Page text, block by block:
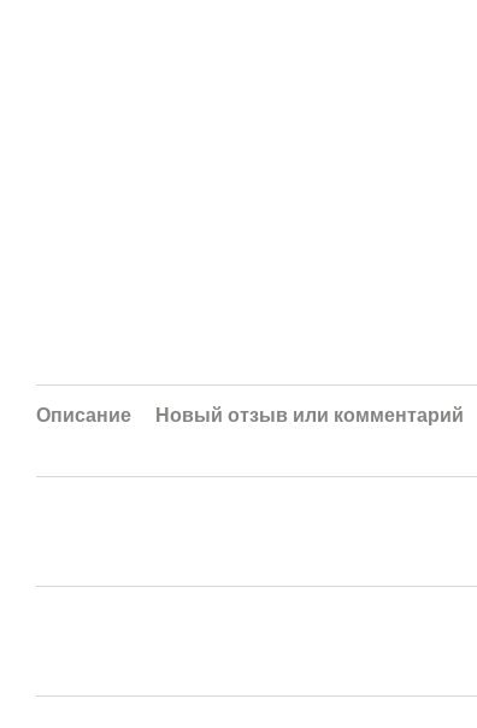
Описание Новый отзыв или комментарий